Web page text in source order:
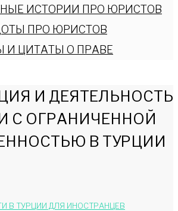
ИСТОРИИ ПРО ЮРИСТОВ
ПРО ЮРИСТОВ
И ЦИТАТЫ О ПРАВЕ
И ДЕЯТЕЛЬНОСТЬ
С ОГРАНИЧЕННОЙ
В ТУРЦИИ
В ТУРЦИИ ДЛЯ ИНОСТРАНЦЕВ